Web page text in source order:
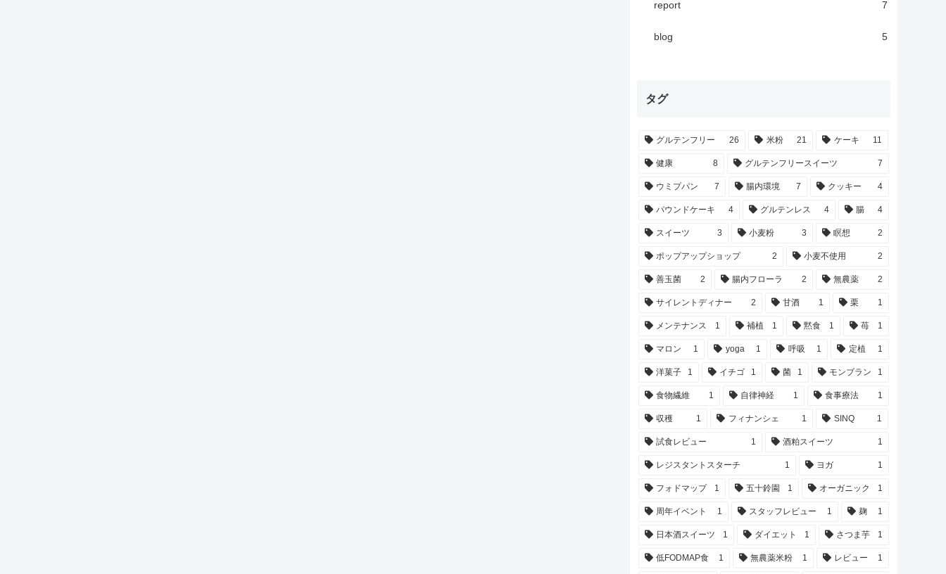
report 7
blog 5
タグ
グルテンフリー 26 米粉 21 ケーキ 11
健康 8 グルテンフリースイーツ 7
ウミプパン 7 腸内環境 7 クッキー 4
パウンドケーキ 4 グルテンレス 4 腸 4
スイーツ 3 小麦粉 3 瞑想 2
ポップアップショップ 2 小麦不使用 2
善玉菌 2 腸内フローラ 2 無農薬 2
サイレントディナー 2 甘酒 1 栗 1
メンテナンス 1 補植 1 黙食 1 苺 1
マロン 1 yoga 1 呼吸 1 定植 1
洋菓子 1 イチゴ 1 菌 1 モンブラン 1
食物繊維 1 自律神経 1 食事療法 1
収穫 1 フィナンシェ 1 SINQ 1
試食レビュー 1 酒粕スイーツ 1
レジスタントスターチ 1 ヨガ 1
フォドマップ 1 五十鈴園 1 オーガニック 1
周年イベント 1 スタッフレビュー 1 麹 1
日本酒スイーツ 1 ダイエット 1 さつま芋 1
低FODMAP食 1 無農薬米粉 1 レビュー 1